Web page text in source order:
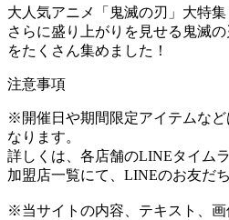
大人気アニメ「鬼滅の刃」大特集
さらに盛り上がりを見せる鬼滅
をたくさん集めました！
注意事項
※開催日や期間限定アイテムな
なります。
詳しくは、各店舗のLINEタイム
加盟店一覧にて、LINEのお友だ
※当サイトの内容、テキスト、